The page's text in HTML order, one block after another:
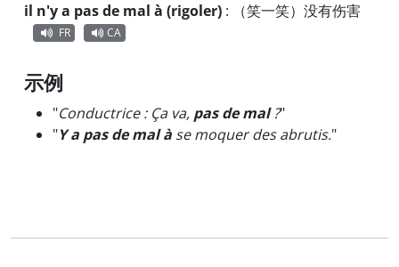
il n'y a pas de mal à (rigoler) : （笑一笑）没有伤害
FR CA
示例
"Conductrice : Ça va, pas de mal?"
"Y a pas de mal à se moquer des abrutis."